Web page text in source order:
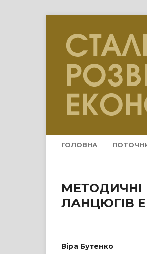
ГОЛОВНА
МЕТОДИЧНІ
ЛАНЦЮГІВ
Віра Бутенко